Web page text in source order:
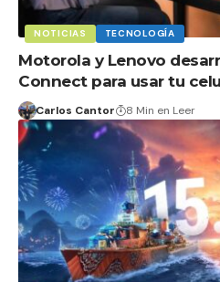
NOTICIAS TECNOLOGÍA
Motorola y Lenovo
Connect para usar tu
Carlos Cantor 8 Min en Leer